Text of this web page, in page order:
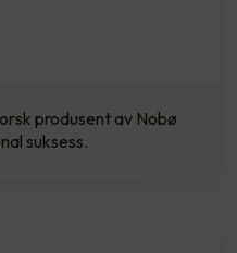
produsent av Nobø
suksess.